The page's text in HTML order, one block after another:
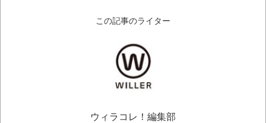
この記事のライター
ウィラコレ！編集部